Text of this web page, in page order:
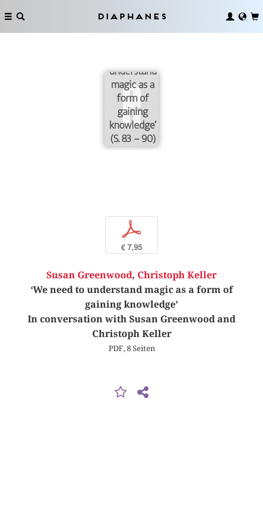
Diaphanes
understand
magic as a
form of
gaining
knowledge’
(S. 83 – 90)
p
€ 7,95
Susan Greenwood, Christoph Keller
‘We need to understand magic as a form of
gaining knowledge’
In conversation with Susan Greenwood and
Christoph Keller
PDF, 8 Seiten